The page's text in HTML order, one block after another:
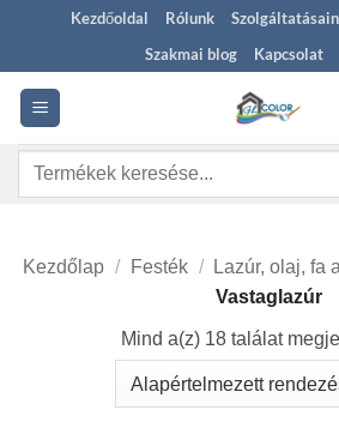
content
Kezdőoldal Rólunk
Szakmai blog
Kapcsolat
Keresés
Kezdőlap / Festék / Lazúr, olaj, fa
Vastaglazúr
Mind a(z) 18 találat